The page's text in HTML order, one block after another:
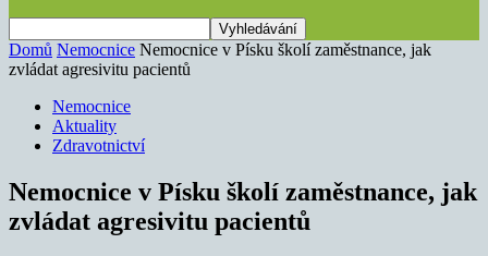
Domů Nemocnice Nemocnice v Písku školí zaměstnance, jak
zvládat agresivitu pacientů
Nemocnice
Aktuality
Zdravotnictví
Nemocnice v Písku školí zaměstnance, jak
zvládat agresivitu pacientů